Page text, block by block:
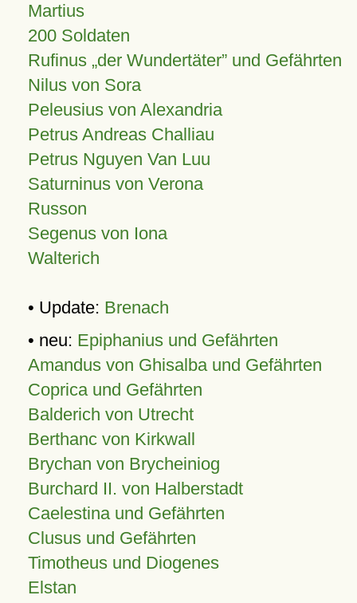
Martius
200 Soldaten
Rufinus „der Wundertäter” und Gefährten
Nilus von Sora
Peleusius von Alexandria
Petrus Andreas Challiau
Petrus Nguyen Van Luu
Saturninus von Verona
Russon
Segenus von Iona
Walterich
• Update: Brenach
• neu: Epiphanius und Gefährten
Amandus von Ghisalba und Gefährten
Coprica und Gefährten
Balderich von Utrecht
Berthanc von Kirkwall
Brychan von Brycheiniog
Burchard II. von Halberstadt
Caelestina und Gefährten
Clusus und Gefährten
Timotheus und Diogenes
Elstan